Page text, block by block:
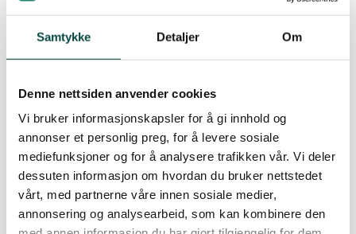
Samtykke Detaljer Om
Denne nettsiden anvender cookies
Vi bruker informasjonskapsler for å gi innhold og
annonser et personlig preg, for å levere sosiale
mediefunksjoner og for å analysere trafikken vår. Vi deler
dessuten informasjon om hvordan du bruker nettstedet
vårt, med partnerne våre innen sosiale medier,
annonsering og analysearbeid, som kan kombinere den
naturmangfold og
tilhørendekonsekvensutredning…
Høringsinnspill til plan id 411 og 22 Sviakollen
pdf · 45 KB
Horingsinnspill til plan id 207 og 22 14389 kafebyggomradet